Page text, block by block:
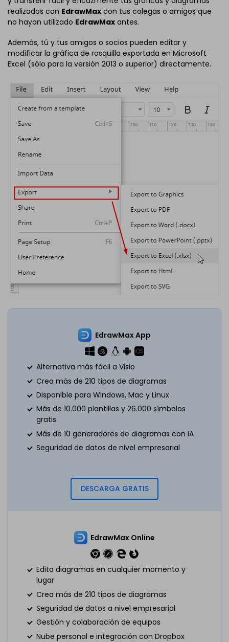
realizados con EdrawMax con tus colegas o amigos que
no hayan utilizado EdrawMax antes.
Además, tú y tus amigos o socios pueden editar y
modificar la gráfica de rosquilla exportada en Microsoft
Excel (sólo para la versión 2013 o superior) directamente.
EdrawMax App
Alternativa más fácil a Visio
Crea más de 210 tipos de diagramas
Disponible para Windows, Mac y Linux
Más de 10.000 plantillas y 26.000 símbolos
gratis
Más de 10 generadores de diagramas con IA
Seguridad de datos de nivel empresarial
DESCARGA GRATIS
EdrawMax Online
Edita diagramas en cualquier momento y
lugar
Crea más de 210 tipos de diagramas
Seguridad de datos a nivel empresarial
Gestión y colaboración de equipos
Nube personal e integración con Dropbox